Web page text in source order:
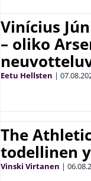
Vinícius
– oliko
Eetu Hellsten |
The
todellinen
Vinski Virtanen |